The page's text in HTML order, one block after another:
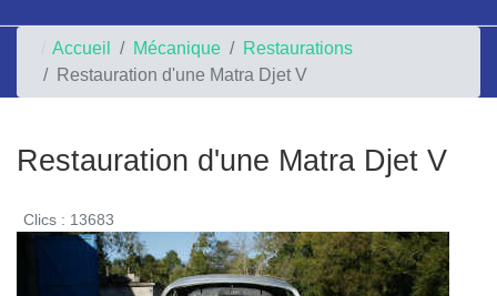
Accueil Mécanique
Restaurations
Restauration d'une Matra Djet V
Restauration d'une Matra Djet V
Clics : 13683